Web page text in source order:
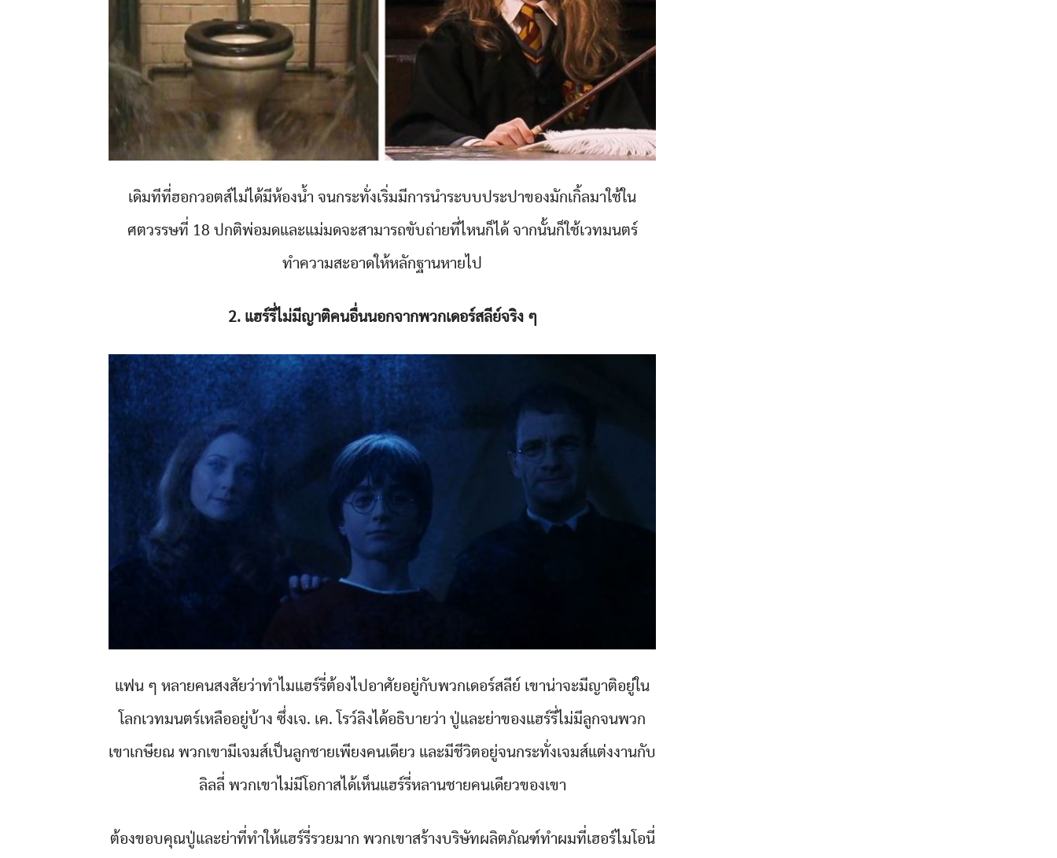
เดิมทีที่ฮอกวอตส์ไม่ได้มีห้องน้ำ จนกระทั่งเริ่มมีการนำระบบประปาของมักเกิ้ลมาใช้ใน
ศตวรรษที่ 18 ปกติพ่อมดและแม่มดจะสามารถขับถ่ายที่ไหนก็ได้ จากนั้นก็ใช้เวทมนตร์
ทำความสะอาดให้หลักฐานหายไป
2. แฮร์รี่ไม่มีญาติคนอื่นนอกจากพวกเดอร์สลีย์จริง ๆ
แฟน ๆ หลายคนสงสัยว่าทำไมแฮร์รี่ต้องไปอาศัยอยู่กับพวกเดอร์สลีย์ เขาน่าจะมีญาติอยู่ใน
โลกเวทมนตร์เหลืออยู่บ้าง ซึ่งเจ. เค. โรว์ลิงได้อธิบายว่า ปู่และย่าของแฮร์รี่ไม่มีลูกจนพวก
เขาเกษียณ พวกเขามีเจมส์เป็นลูกชายเพียงคนเดียว และมีชีวิตอยู่จนกระทั่งเจมส์แต่งงานกับ
ลิลลี่ พวกเขาไม่มีโอกาสได้เห็นแฮร์รี่หลานชายคนเดียวของเขา
ต้องขอบคุณปู่และย่าที่ทำให้แฮร์รี่รวยมาก พวกเขาสร้างบริษัทผลิตภัณฑ์ทำผมที่เฮอร์ไมโอนี่